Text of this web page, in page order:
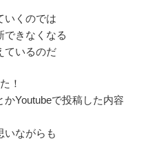
いくのでは
できなくなる
ているのだ
！
Youtubeで投稿した内容
いながらも